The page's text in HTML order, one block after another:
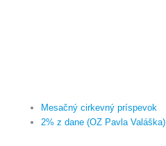
Mesačný cirkevný príspevok
2% z dane (OZ Pavla Valáška)